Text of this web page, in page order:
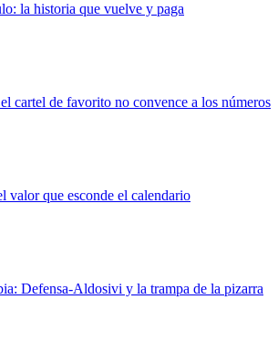
la historia que vuelve y paga
cartel de favorito no convence a los números
valor que esconde el calendario
Defensa-Aldosivi y la trampa de la pizarra